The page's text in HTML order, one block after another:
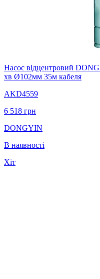
Насос вiдцентровий
хв Ø102мм 35м кабеля
AKD4559
6 518 грн
DONGYIN
В наявності
Хіт